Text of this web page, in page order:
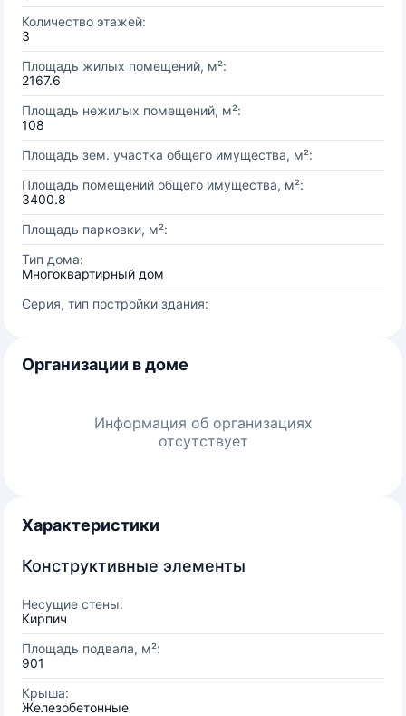
Количество этажей:
3
Площадь жилых помещений, м²:
2167.6
Площадь нежилых помещений, м²:
108
Площадь зем. участка общего имущества, м²:
Площадь помещений общего имущества, м²:
3400.8
Площадь парковки, м²:
Тип дома:
Многоквартирный дом
Серия, тип постройки здания:
Организации в доме
Информация об организациях
отсутствует
Характеристики
Конструктивные элементы
Несущие стены:
Кирпич
Площадь подвала, м²:
901
Крыша:
Железобетонные